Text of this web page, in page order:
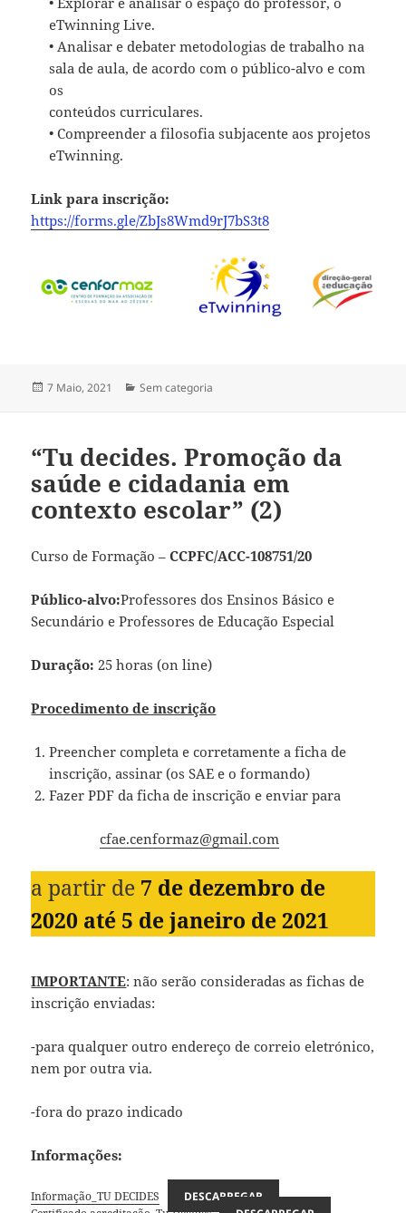
eTwinning Live.
• Analisar e debater metodologias de trabalho na
sala de aula, de acordo com o público-alvo e com
os
conteúdos curriculares.
• Compreender a filosofia subjacente aos projetos
eTwinning.
Link para inscrição:
https://forms.gle/ZbJs8Wmd9rJ7bS3t8
Publicado
7 Maio, 2021 Categorias
Sem categoria
“Tu decides. Promoção da
saúde e cidadania em
contexto escolar” (2)
Curso de Formação –CCPFC/ACC-108751/20
Público-alvo:Professores dos Ensinos Básico e
Secundário e Professores de Educação Especial
Duração: 25 horas (on line)
Procedimento de inscrição
Preencher completa e corretamente a ficha de
inscrição, assinar (os SAE e o formando)
Fazer PDF da ficha de inscrição e enviar para
cfae.cenformaz@gmail.com
a partir de 7 de dezembro de
2020 até 5 de janeiro de 2021
IMPORTANTE: não serão consideradas as fichas de
inscrição enviadas:
-para qualquer outro endereço de correio eletrónico,
nem por outra via.
-fora do prazo indicado
Informações:
Informação_TU DECIDES
DESCARREGAR